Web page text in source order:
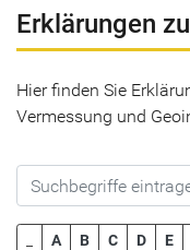
Erklärungen
Hier finden Sie
Vermessung und
A B C D E